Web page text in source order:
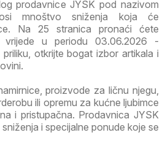
prodavnice JYSK pod nazivom
mnoštvo sniženja koja će
Na 25 stranica pronaći ćete
vrijede u periodu 03.06.2026 -
otkrijte bogat izbor artikala i
proizvode za ličnu njegu,
ili opremu za kućne ljubimce
i pristupačna. Prodavnica JYSK
i specijalne ponude koje se